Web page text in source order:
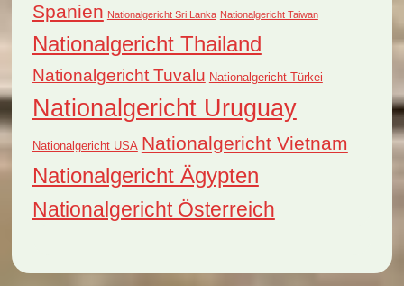
Spanien Nationalgericht Sri Lanka Nationalgericht Taiwan
Nationalgericht Thailand
Nationalgericht Tuvalu Nationalgericht Türkei
Nationalgericht Uruguay
Nationalgericht USA Nationalgericht Vietnam
Nationalgericht Ägypten
Nationalgericht Österreich